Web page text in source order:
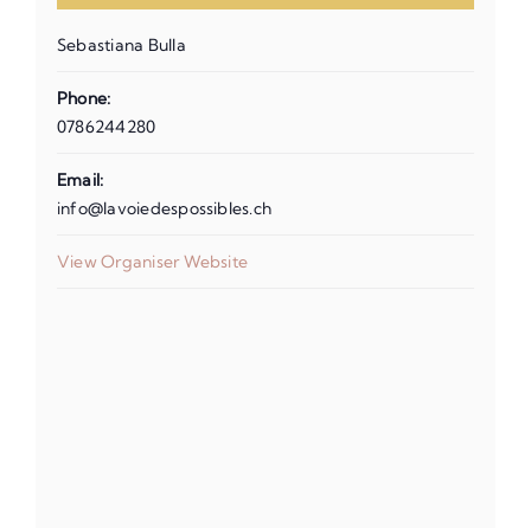
Sebastiana Bulla
Phone:
0786244280
Email:
info@lavoiedespossibles.ch
View Organiser Website